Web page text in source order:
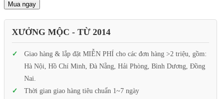
Mua ngay
XƯỞNG MỘC - TỪ 2014
Giao hàng & lắp đặt MIỄN PHÍ cho các đơn hàng >2 triệu, gồm:
Hà Nội, Hồ Chí Minh, Đà Nẵng, Hải Phòng, Bình Dương, Đồng
Nai.
Thời gian giao hàng tiêu chuẩn 1~7 ngày